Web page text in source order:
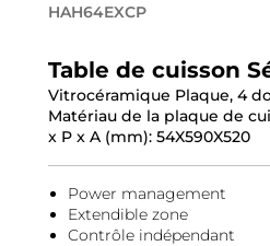
HAH64EXCP
Table de cuisson
Vitrocéramique Plaque, 4
Matériau de la plaque de
x P x A (mm): 54X590X520
Power management
Extendible zone
Contrôle indépendant